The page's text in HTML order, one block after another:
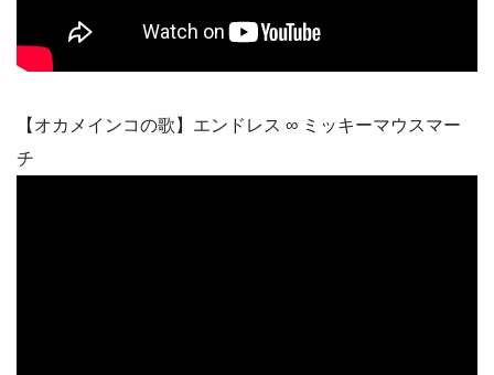
【オカメインコの歌】エンドレス ∞ ミッキーマウスマー
チ